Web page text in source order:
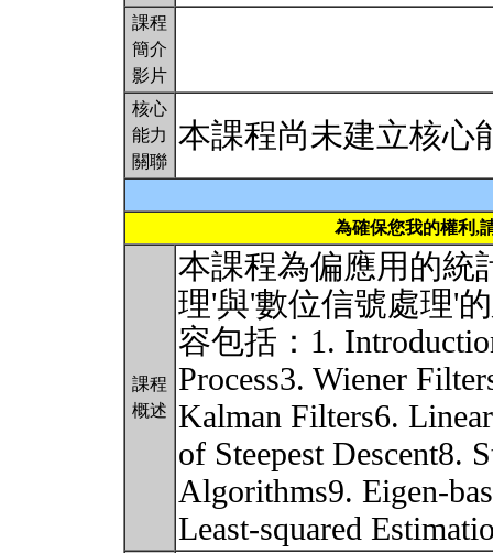
課程
簡介
影片
核心
能力
關聯
本課程尚未建立核心
為確保您我的權利,
課程
概述
本課程為偏應用的統
理'與'數位信號處理'
容包括：1.
Process3. Wiener
Kalman Filters6.
of Steepest Descent8.
Algorithms9. Eigen-
Least-squared